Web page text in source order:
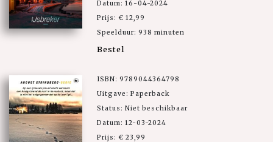
Datum: 16-04-2024
Prijs: € 12,99
Speelduur: 938 minuten
Bestel
ISBN: 9789044364798
Uitgave: Paperback
Status: Niet beschikbaar
Datum: 12-03-2024
Prijs: € 23,99